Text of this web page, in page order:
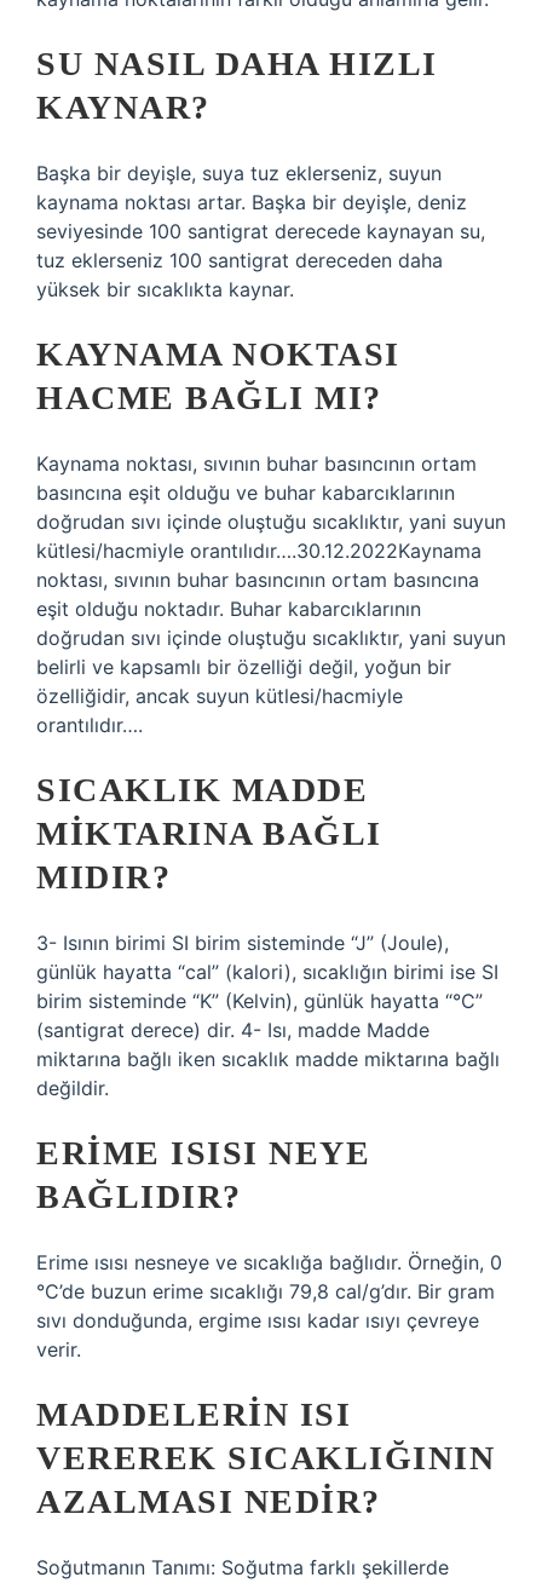
SU NASIL DAHA HIZLI
KAYNAR?
Başka bir deyişle, suya tuz eklerseniz, suyun
kaynama noktası artar. Başka bir deyişle, deniz
seviyesinde 100 santigrat derecede kaynayan su,
tuz eklerseniz 100 santigrat dereceden daha
yüksek bir sıcaklıkta kaynar.
KAYNAMA NOKTASI
HACME BAĞLI MI?
Kaynama noktası, sıvının buhar basıncının ortam
basıncına eşit olduğu ve buhar kabarcıklarının
doğrudan sıvı içinde oluştuğu sıcaklıktır, yani suyun
kütlesi/hacmiyle orantılıdır….30.12.2022Kaynama
noktası, sıvının buhar basıncının ortam basıncına
eşit olduğu noktadır. Buhar kabarcıklarının
doğrudan sıvı içinde oluştuğu sıcaklıktır, yani suyun
belirli ve kapsamlı bir özelliği değil, yoğun bir
özelliğidir, ancak suyun kütlesi/hacmiyle
orantılıdır….
SICAKLIK MADDE
MIKTARINA BAĞLI
MIDIR?
3- Isının birimi SI birim sisteminde “J” (Joule),
günlük hayatta “cal” (kalori), sıcaklığın birimi ise SI
birim sisteminde “K” (Kelvin), günlük hayatta “°C”
(santigrat derece) dir. 4- Isı, madde Madde
miktarına bağlı iken sıcaklık madde miktarına bağlı
değildir.
ERIME ISISI NEYE
BAĞLIDIR?
Erime ısısı nesneye ve sıcaklığa bağlıdır. Örneğin, 0
°C’de buzun erime sıcaklığı 79,8 cal/g’dır. Bir gram
sıvı donduğunda, ergime ısısı kadar ısıyı çevreye
verir.
MADDELERIN ISI
VEREREK SICAKLIĞININ
AZALMASI NEDIR?
Soğutmanın Tanımı: Soğutma farklı şekillerde